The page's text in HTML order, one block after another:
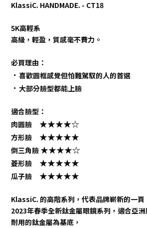
KlassiC. HANDMADE. - CT18
5K高輕系
高級，輕盈，質感毫不費力。
必買理由：
． 喜歡圓框感覺但怕難駕馭的人的首選
． 大部分臉型都能上臉
適合臉型：
肉圓臉 ★★★★☆
方形臉 ★★★★★
倒三角臉 ★★★★☆
菱形臉 ★★★★★
瓜子臉 ★★★★★
KlassiC. 的高階系列，代表品牌嶄新的一頁
2023年春季全新鈦金屬眼鏡系列，適合亞
耐用的鈦金屬為基底，